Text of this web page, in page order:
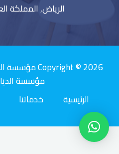
الرياض, المملكة
مؤسسة
الرئيسية
خدماتنا